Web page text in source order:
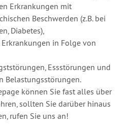
Erkrankungen mit
Beschwerden (z.B. bei
Diabetes),
Erkrankungen in Folge von
Essstörungen und
Belastungsstörungen.
können Sie fast alles über
sollten Sie darüber hinaus
rufen Sie uns an!